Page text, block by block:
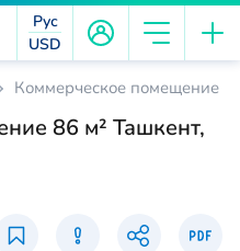
Рус
USD
Коммерческое помещение
86 м² Ташкент,